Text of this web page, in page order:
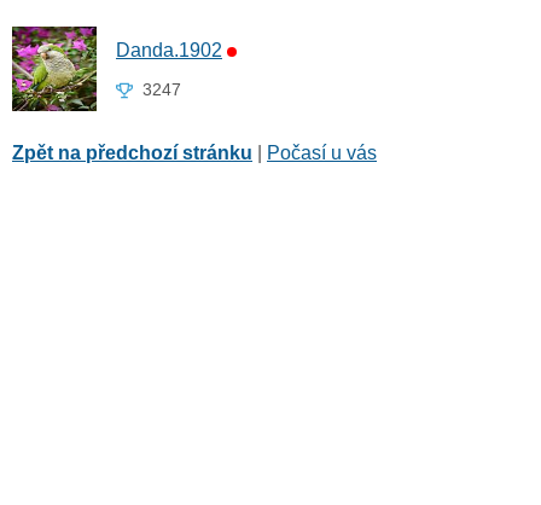
Danda.1902
3247
Zpět na předchozí stránku Počasí u vás